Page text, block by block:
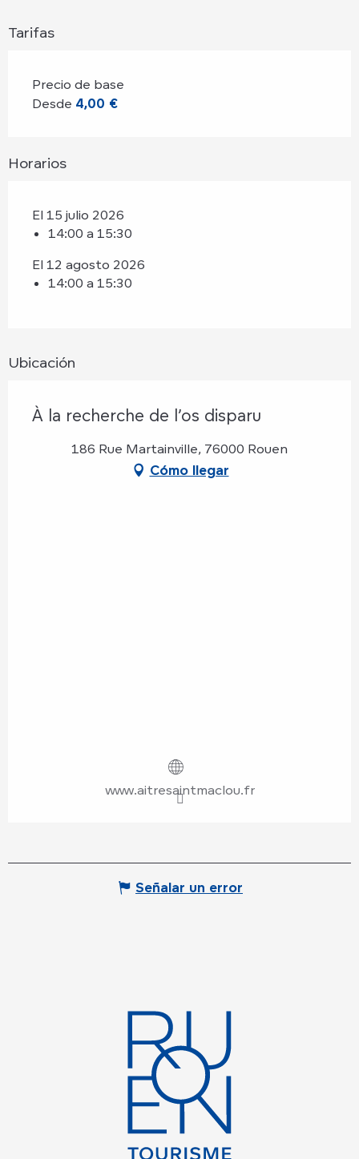
Tarifas
Precio de base
Desde 4,00 €
Horarios
El 15 julio 2026
14:00 a 15:30
El 12 agosto 2026
14:00 a 15:30
Ubicación
À la recherche de l’os disparu
186 Rue Martainville, 76000 Rouen
Cómo llegar
www.aitresaintmaclou.fr
Señalar un error